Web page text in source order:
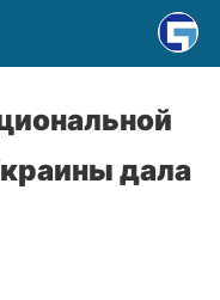
дала